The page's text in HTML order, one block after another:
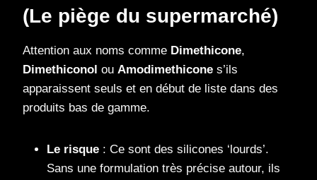
(Le piège du supermarché)
Attention aux noms comme Dimethicone,
Dimethiconol ou Amodimethicone s’ils
apparaissent seuls et en début de liste dans des
produits bas de gamme.
Le risque : Ce sont des silicones ‘lourds’.
Sans une formulation très précise autour, ils